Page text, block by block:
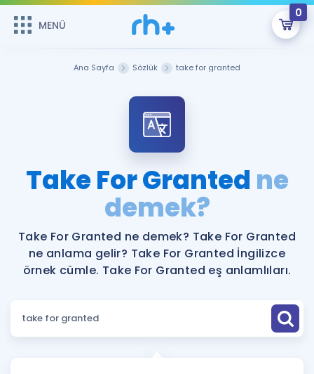
MENÜ
0
Şifremi Hatırlamıyorum
Sepetin Şu An Boş.
Remzi Hoca ile seni sınava hazırlayacak onlarca eğitim seni
bekliyor!
MENÜ
Katılımcı Görüşleri
Faydalı Araçlar
Ücretsiz Kaynaklar
Puan Hesaplama
Blog
İngilizce Gramer
Ana Sayfa Sözlük take for granted
Take For Granted ne
demek?
Take For Granted ne demek? Take For Granted
ne anlama gelir? Take For Granted İngilizce
örnek cümle. Take For Granted eş anlamlıları.